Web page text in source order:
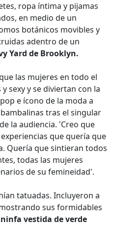
ropa íntima y pijamas
en medio de un
botánicos movibles y
adentro de un
Yard de Brooklyn.
las mujeres en todo el
sexy y se diviertan con la
e ícono de la moda a
tras el singular
la audiencia. 'Creo que
que quería que
Quería que sintieran todos
todas las mujeres
de su femineidad'.
tatuadas. Incluyeron a
sus formidables
ninfa vestida de verde